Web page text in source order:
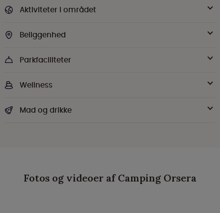
Aktiviteter i området
Beliggenhed
Parkfaciliteter
Wellness
Mad og drikke
Fotos og videoer af Camping Orsera